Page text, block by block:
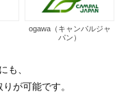
ogawa（キャンパルジャ
パン）
も、
が可能です。